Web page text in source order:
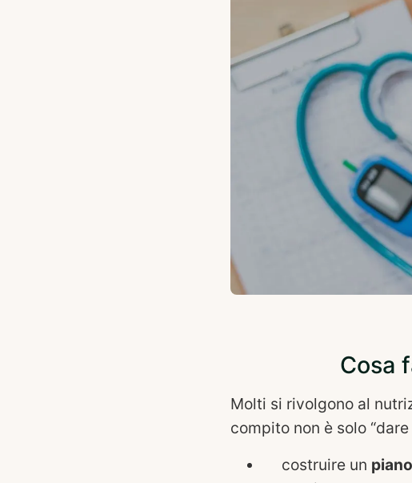
Cosa
Molti si rivolgono al
compito non è solo “dare
costruire un